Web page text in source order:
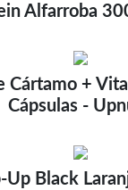
Alfarroba
Cártamo +
Cápsulas -
Up Black